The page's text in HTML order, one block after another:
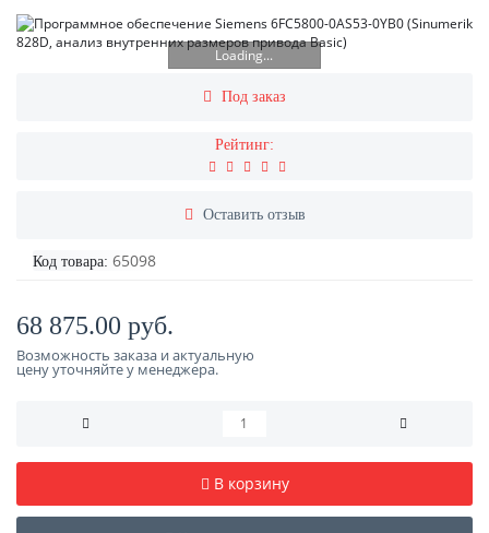
Loading...
Под заказ
Рейтинг:
Оставить отзыв
Код товара: 65098
68 875.00 руб.
Возможность заказа и актуальную
цену уточняйте у менеджера.
В корзину